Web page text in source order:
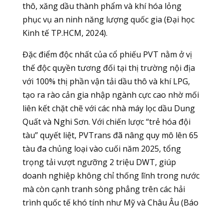
thô, xăng dầu thành phẩm và khí hóa lỏng
phục vụ an ninh năng lượng quốc gia (Đại học
Kinh tế TP.HCM, 2024).
Đặc điểm độc nhất của cổ phiếu PVT nằm ở vị
thế độc quyền tương đối tại thị trường nội địa
với 100% thị phần vận tải dầu thô và khí LPG,
tạo ra rào cản gia nhập ngành cực cao nhờ mối
liên kết chặt chẽ với các nhà máy lọc dầu Dung
Quất và Nghi Sơn. Với chiến lược “trẻ hóa đội
tàu” quyết liệt, PVTrans đã nâng quy mô lên 65
tàu đa chủng loại vào cuối năm 2025, tổng
trọng tải vượt ngưỡng 2 triệu DWT, giúp
doanh nghiệp không chỉ thống lĩnh trong nước
mà còn cạnh tranh sòng phẳng trên các hải
trình quốc tế khó tính như Mỹ và Châu Âu (Báo